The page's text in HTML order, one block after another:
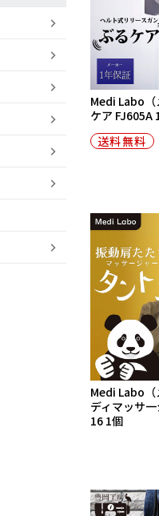
Medi Labo（
ケア FJ605A
送料無料
Medi Labo（
ディマッサ
16 1個